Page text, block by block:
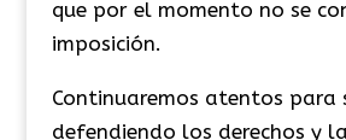
que por el momento no se
imposición.
Continuaremos atentos para
defendiendo los derechos y